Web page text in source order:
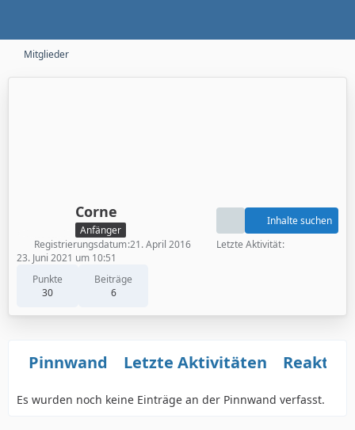
Mitglieder
Corne
Anfänger
Punkte
30
Beiträge
6
Inhalte suchen
Registrierungsdatum 21. April 2016
Letzte Aktivität
23. Juni 2021 um 10:51
Pinnwand Letzte Aktivitäten
Es wurden noch keine Einträge an der Pinnwand verfasst.